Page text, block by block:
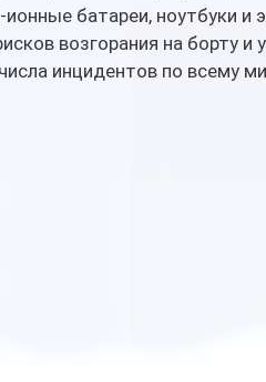
батареи, ноутбуки и
возгорания на борту и
инцидентов по всему